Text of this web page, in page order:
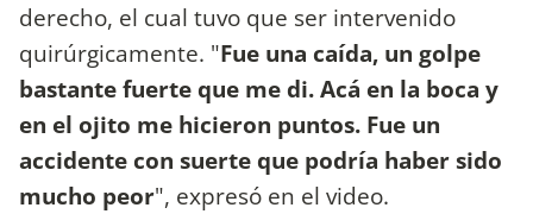
derecho, el cual tuvo que ser intervenido
quirúrgicamente. "Fue una caída, un golpe
bastante fuerte que me di. Acá en la boca y
en el ojito me hicieron puntos. Fue un
accidente con suerte que podría haber sido
mucho peor", expresó en el video.